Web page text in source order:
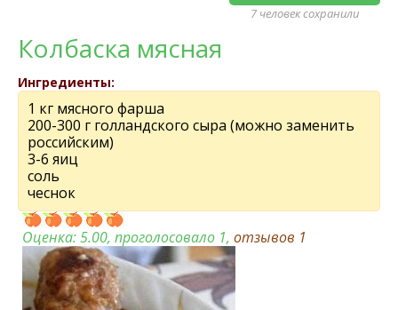
7 человек сохранили
Колбаска мясная
Ингредиенты:
1 кг мясного фарша
200-300 г голландского сыра (можно заменить
российским)
3-6 яиц
соль
чеснок
Оценка:5.00, проголосовало 1, отзывов 1